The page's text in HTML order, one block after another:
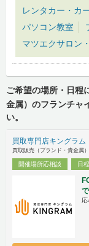
レンタカー・カ
パソコン教室
マツエクサロン
ご希望の場所・日程
金属）のフランチャ
い。
買取専門店キングラム
買取販売（ブランド・貴金属）
開催場所応相談 日
応